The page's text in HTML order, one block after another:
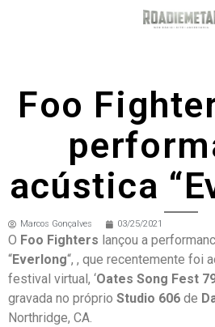
Foo
acústica
Marcos Gonçalves 03/25/2021
O Foo Fighters lançou a
“Everlong“, , que recentemente foi
festival virtual, ‘Oates Song Fest
gravada no próprio Studio 606 de
Northridge, CA.